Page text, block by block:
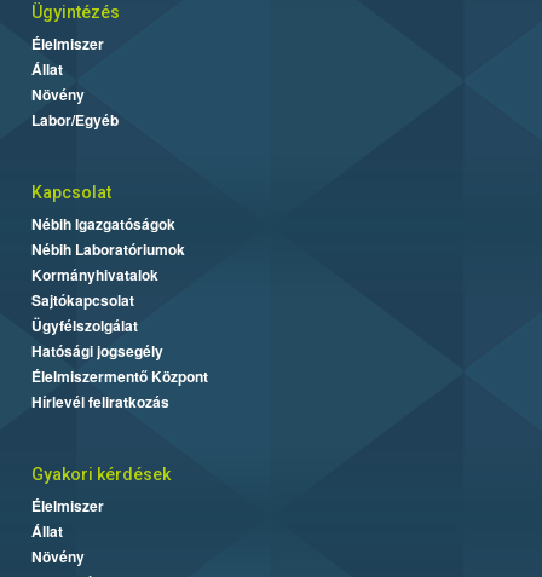
Ügyintézés
Élelmiszer
Állat
Növény
Labor/Egyéb
Kapcsolat
Nébih Igazgatóságok
Nébih Laboratóriumok
Kormányhivatalok
Sajtókapcsolat
Ügyfélszolgálat
Hatósági jogsegély
Élelmiszermentő Központ
Hírlevél feliratkozás
Gyakori kérdések
Élelmiszer
Állat
Növény